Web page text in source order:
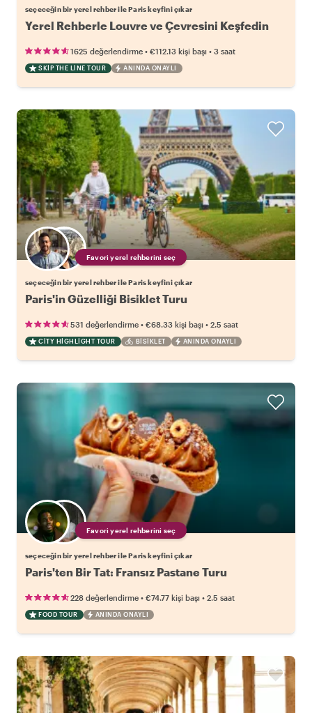
seçeceğin bir yerel rehber ile Paris keyfini çıkar
Yerel Rehberle Louvre ve Çevresini Keşfedin
1625 değerlendirme • €112.13 kişi başı • 3 saat
SKIP THE LINE TOUR ANINDA ONAYLI
Favori yerel rehberini seç
seçeceğin bir yerel rehber ile Paris keyfini çıkar
Paris'in Güzelliği Bisiklet Turu
531 değerlendirme • €68.33 kişi başı • 2.5 saat
CITY HIGHLIGHT TOUR BISIKLET ANINDA ONAYLI
Favori yerel rehberini seç
seçeceğin bir yerel rehber ile Paris keyfini çıkar
Paris'ten Bir Tat: Fransız Pastane Turu
228 değerlendirme • €74.77 kişi başı • 2.5 saat
FOOD TOUR ANINDA ONAYLI